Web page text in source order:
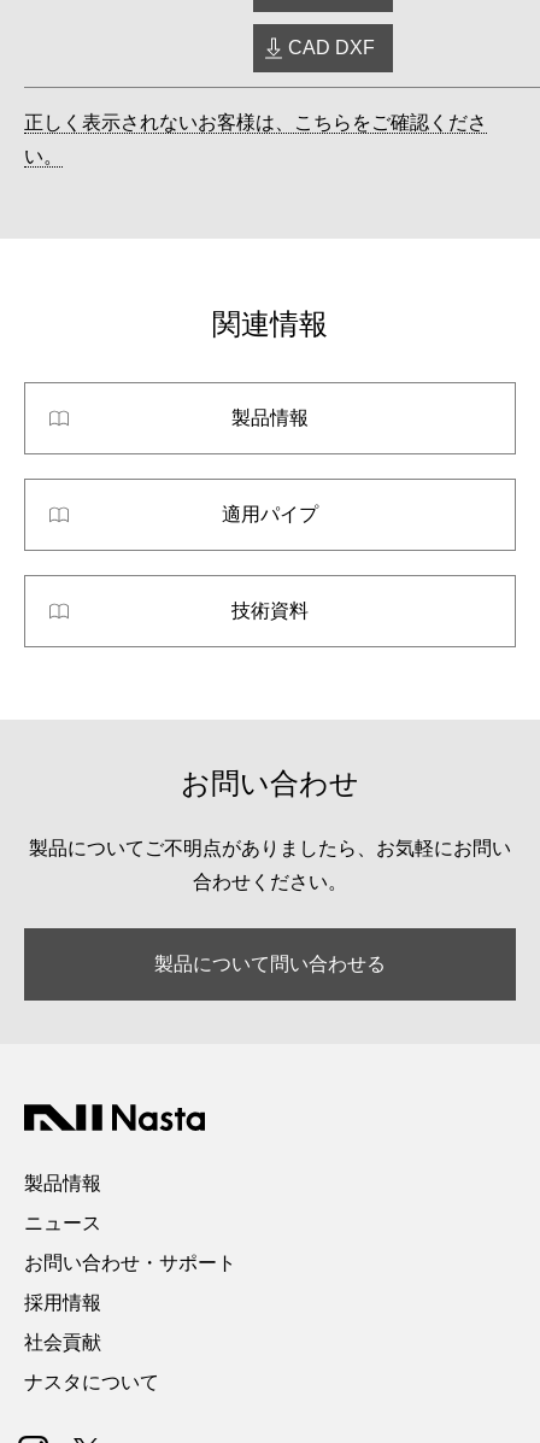
CAD DXF
正しく表示されないお客様は、こちらをご確認くださ
い。
関連情報
製品情報
適用パイプ
技術資料
お問い合わせ
製品についてご不明点がありましたら、お気軽にお問い
合わせください。
製品について問い合わせる
製品情報
ニュース
お問い合わせ・サポート
採用情報
社会貢献
ナスタについて